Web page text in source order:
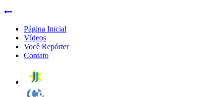
Página Inicial
Vídeos
Você Repórter
Contato